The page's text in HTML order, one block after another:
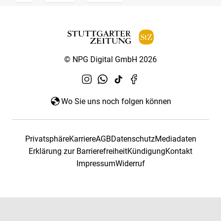
© NPG Digital GmbH 2026
Wo Sie uns noch folgen können
PrivatsphäreKarriereAGBDatenschutzMediadaten
Erklärung zur BarrierefreiheitKündigungKontakt
ImpressumWiderruf